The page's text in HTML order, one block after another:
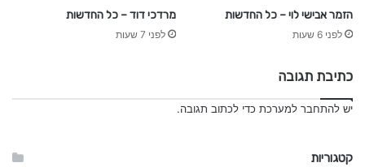
הזמר אבישי לוי – כל החדשות
לפני 6 שעות
מרדכי דוד – כל החדשות
לפני 7 שעות
כתיבת תגובה
יש להתחבר למערכת כדי לכתוב תגובה.
קטגוריות